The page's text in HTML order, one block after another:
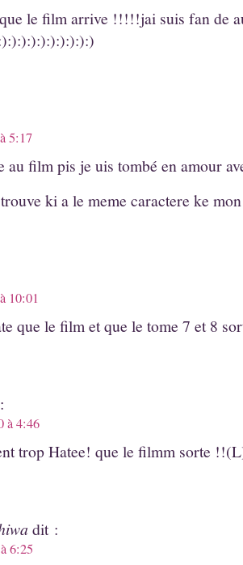
le film arrive !!!!!jai suis fan de
5:17
au film pis je uis tombé en amour
ki a le meme caractere ke
10:01
que le film et que le tome 7 et
à 4:46
trop Hatee! que le filmm sorte
dit :
6:25